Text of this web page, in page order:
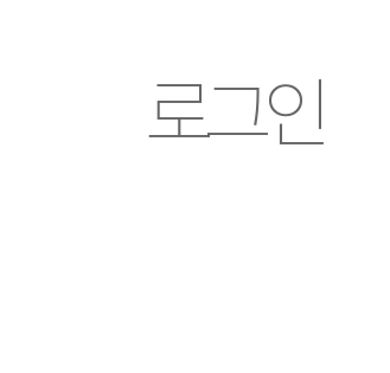
로그인